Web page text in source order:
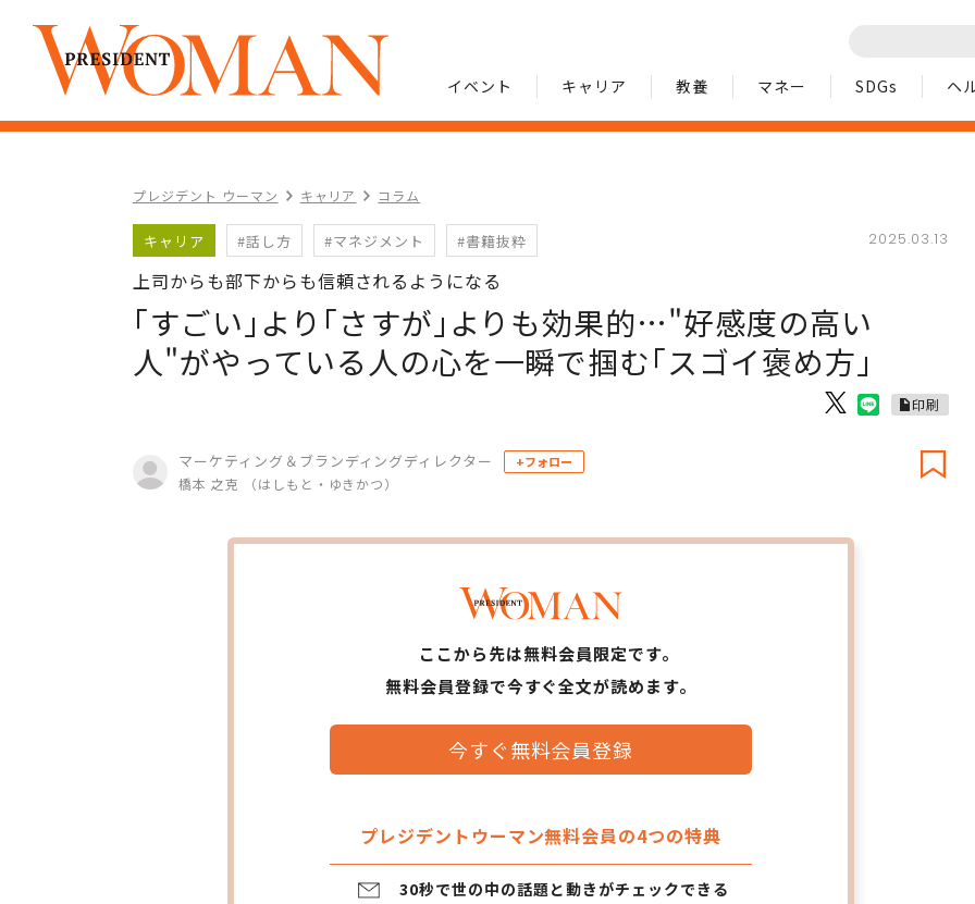
イベント キャリア 教養 マネー SDGs ヘ
プレジデント ウーマン キャリア コラム
キャリア #話し方 #マネジメント #書籍抜粋 2025.03.13
上司からも部下からも信頼されるようになる
｢すごい｣より｢さすが｣よりも効果的…"好感度の高い
人"がやっている人の心を一瞬で掴む｢スゴイ褒め方｣
印刷
マーケティング＆ブランディングディレクター
橋本 之克 （はしもと・ゆきかつ）
+フォロー
ここから先は無料会員限定です。
無料会員登録で今すぐ全文が読めます。
今すぐ無料会員登録
プレジデントウーマン無料会員の4つの特典
30秒で世の中の話題と動きがチェックできる